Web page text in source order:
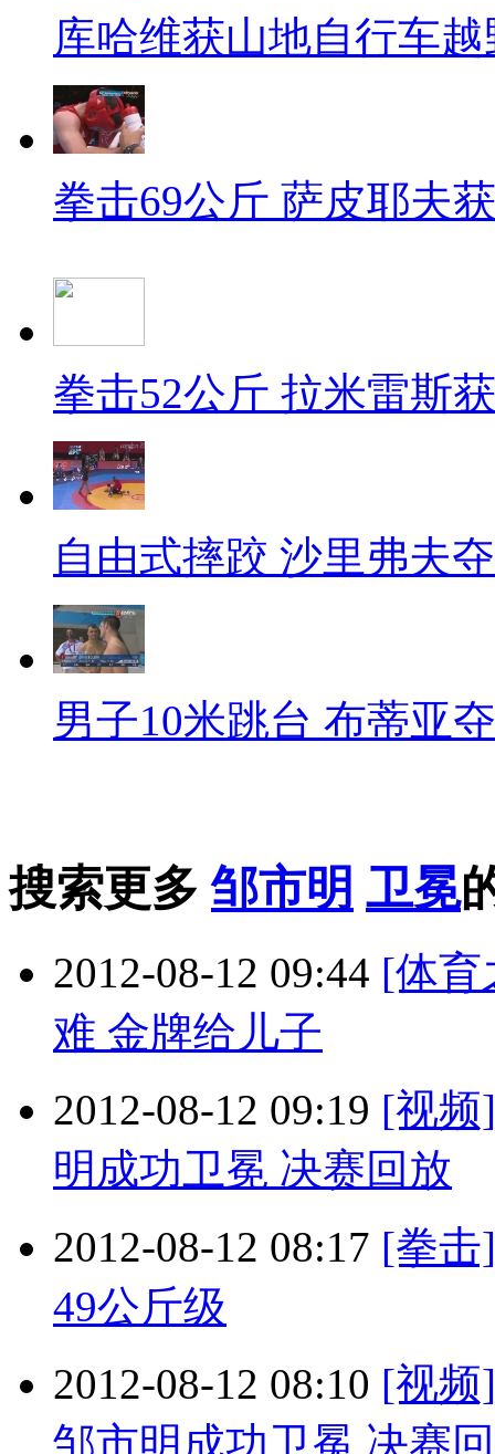
库哈维获山地自行车
拳击69公斤 萨皮耶夫
拳击52公斤 拉米雷斯
自由式摔跤 沙里弗夫
男子10米跳台 布蒂亚
搜索更多邹市明 卫冕
2012-08-12 09:44 [体育
难 金牌给儿子
2012-08-12 09:19 [视频
明成功卫冕 决赛回放
2012-08-12 08:17 [拳击
49公斤级
2012-08-12 08:10 [视频
邹市明成功卫冕 决赛